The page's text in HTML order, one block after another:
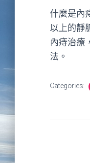
什麼是內
以上的靜
內痔治療
法。
Categories: